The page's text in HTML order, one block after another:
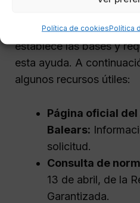
Política de cookiesPolítica
encuentra en la Ley 5/
establece las bases y
esta ayuda. A
algunos recursos útiles:
Página oficial
Balears:
solicitud.
Consulta de
13 de abril, de la
Garantizada.